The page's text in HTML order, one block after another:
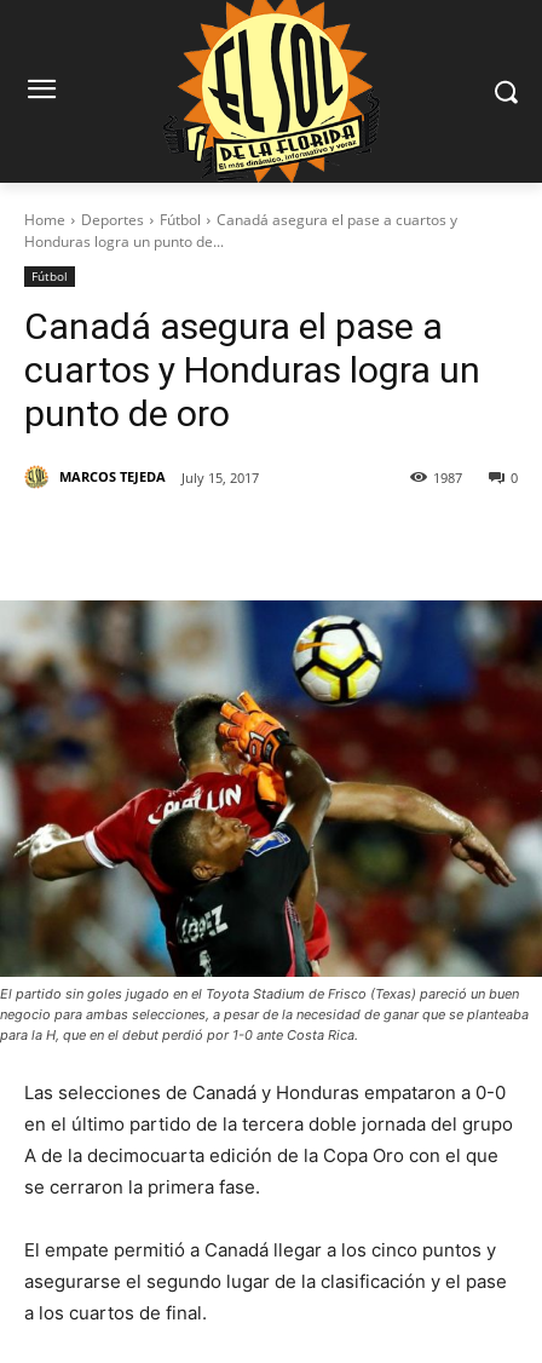
Home Deportes Fútbol
Canadá asegura el pase a cuartos y
Honduras logra un punto de...
Fútbol
Canadá asegura el pase a
cuartos y Honduras logra un
punto de oro
MARCOS TEJEDA July 15, 2017 0
1987
El partido sin goles jugado en el Toyota Stadium de Frisco (Texas) pareció un buen
negocio para ambas selecciones, a pesar de la necesidad de ganar que se planteaba
para la H, que en el debut perdió por 1-0 ante Costa Rica.
Las selecciones de Canadá y Honduras empataron a 0-0
en el último partido de la tercera doble jornada del grupo
A de la decimocuarta edición de la Copa Oro con el que
se cerraron la primera fase.
El empate permitió a Canadá llegar a los cinco puntos y
asegurarse el segundo lugar de la clasificación y el pase
a los cuartos de final.